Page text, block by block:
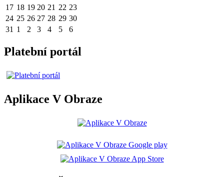
17 18 19 20 21 22 23
24 25 26 27 28 29 30
31 1 2 3 4 5 6
Platební portál
Aplikace V Obraze